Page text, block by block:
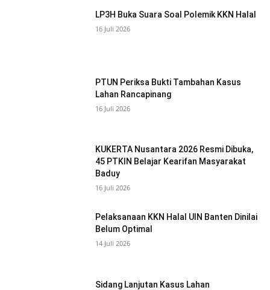
LP3H Buka Suara Soal Polemik KKN Halal
16 Juli 2026
PTUN Periksa Bukti Tambahan Kasus
Lahan Rancapinang
16 Juli 2026
KUKERTA Nusantara 2026 Resmi Dibuka,
45 PTKIN Belajar Kearifan Masyarakat
Baduy
16 Juli 2026
Pelaksanaan KKN Halal UIN Banten Dinilai
Belum Optimal
14 Juli 2026
Sidang Lanjutan Kasus Lahan